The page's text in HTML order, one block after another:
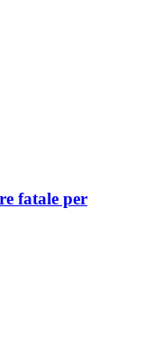
fatale per